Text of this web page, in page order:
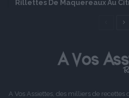
Rillettes De Maquereaux Au
A Vos Assiettes, des milliers de